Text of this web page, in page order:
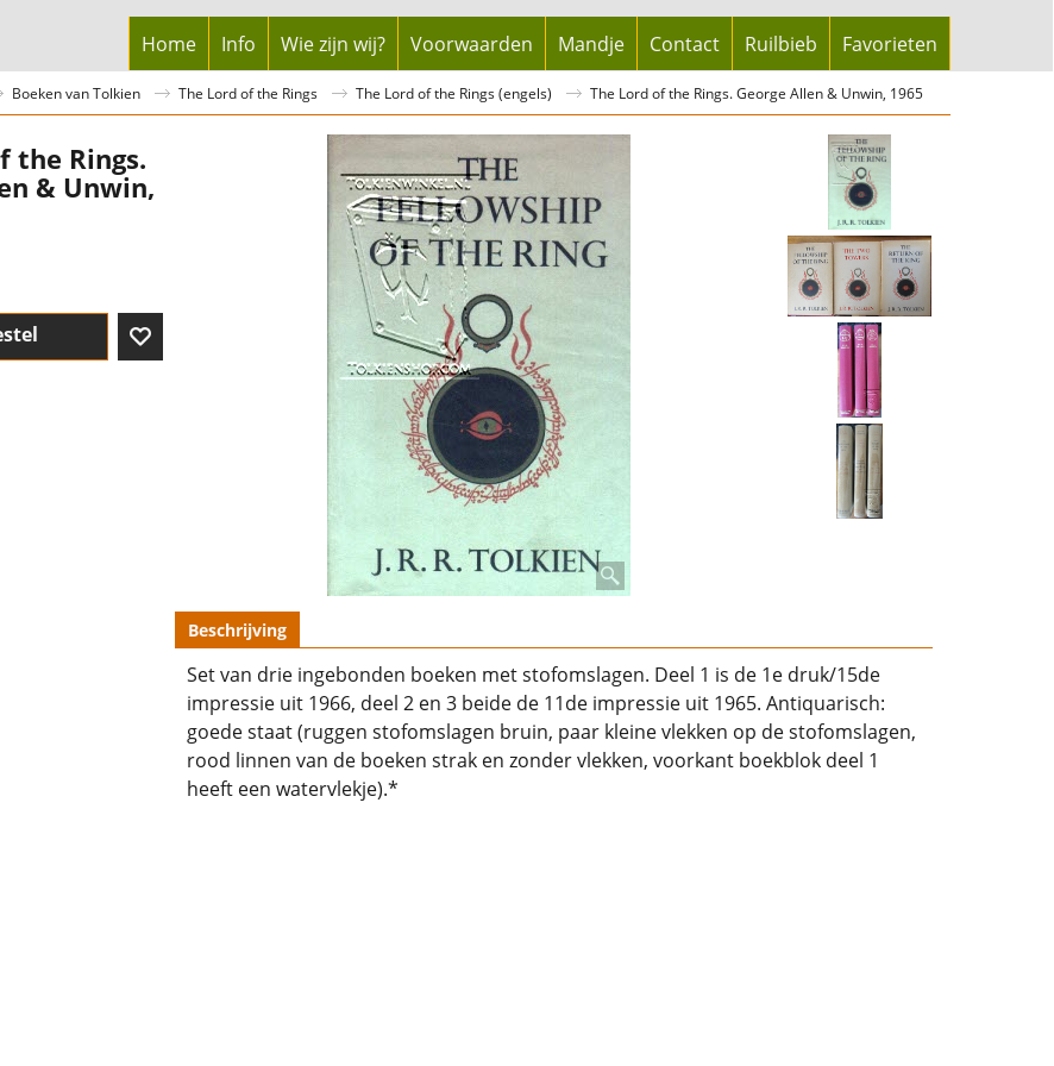
Home Info Wie zijn wij? Voorwaarden Mandje Contact Ruilbieb Favorieten
Boeken van Tolkien The Lord of the Rings The Lord of the Rings (engels) The Lord of the Rings. George Allen & Unwin, 1965
the Rings.
& Unwin,
Beschrijving
Set van drie ingebonden boeken met stofomslagen. Deel 1 is de 1e druk/15de
impressie uit 1966, deel 2 en 3 beide de 11de impressie uit 1965. Antiquarisch:
goede staat (ruggen stofomslagen bruin, paar kleine vlekken op de stofomslagen,
rood linnen van de boeken strak en zonder vlekken, voorkant boekblok deel 1
heeft een watervlekje).*